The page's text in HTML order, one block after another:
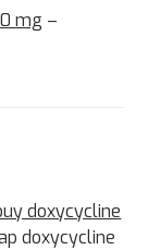
mg –
doxycycline
doxycycline